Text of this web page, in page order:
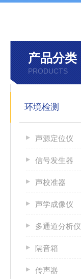
产品分类
PRODUCTS
环境检测
声源定位仪
信号发生器
声校准器
声学成像仪
多通道分析仪
隔音箱
传声器